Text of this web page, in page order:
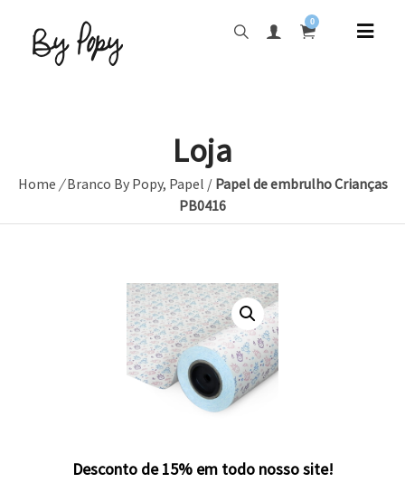
0
Loja
Home /Branco By Popy, Papel / Papel de embrulho Crianças
PB0416
Desconto de 15% em todo nosso site!